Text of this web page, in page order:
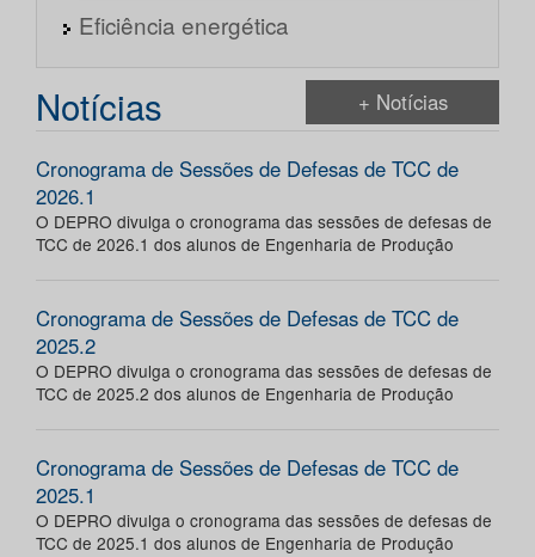
Eficiência energética
Notícias + Notícias
Cronograma de Sessões de Defesas de TCC de
2026.1
O DEPRO divulga o cronograma das sessões de defesas de
TCC de 2026.1 dos alunos de Engenharia de Produção
Cronograma de Sessões de Defesas de TCC de
2025.2
O DEPRO divulga o cronograma das sessões de defesas de
TCC de 2025.2 dos alunos de Engenharia de Produção
Cronograma de Sessões de Defesas de TCC de
2025.1
O DEPRO divulga o cronograma das sessões de defesas de
TCC de 2025.1 dos alunos de Engenharia de Produção